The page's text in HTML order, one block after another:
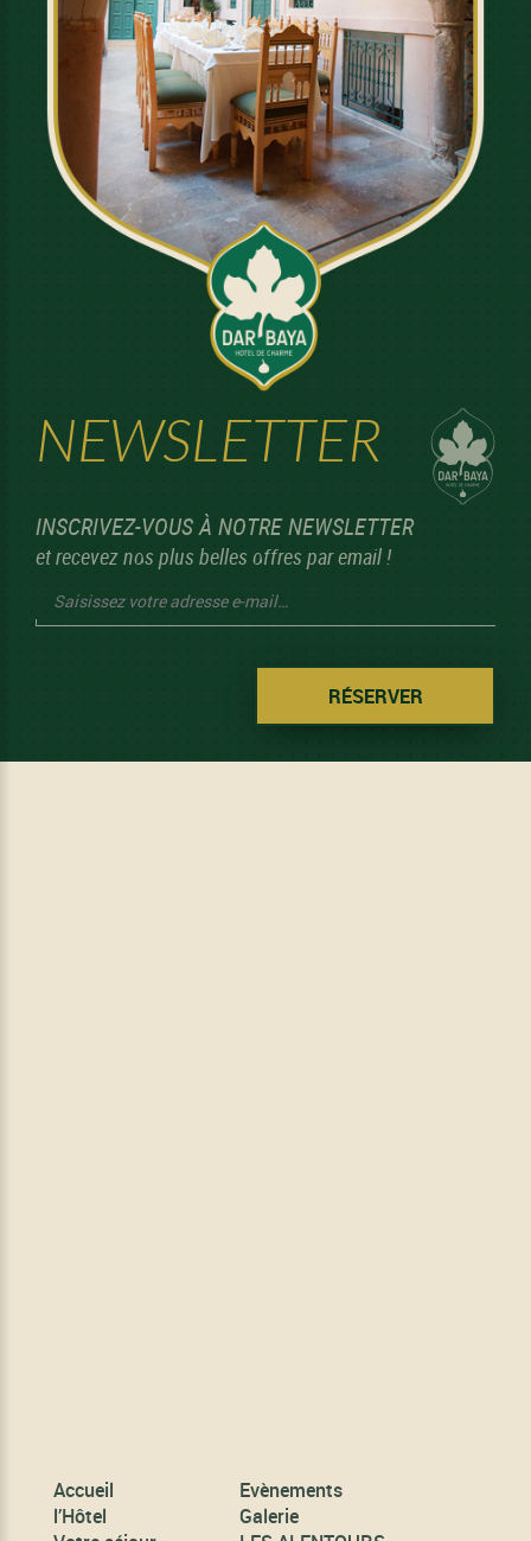
NEWSLETTER
INSCRIVEZ-VOUS À NOTRE NEWSLETTER
et recevez nos plus belles offres par email !
Accueil
l’Hôtel
Evènements
Galerie